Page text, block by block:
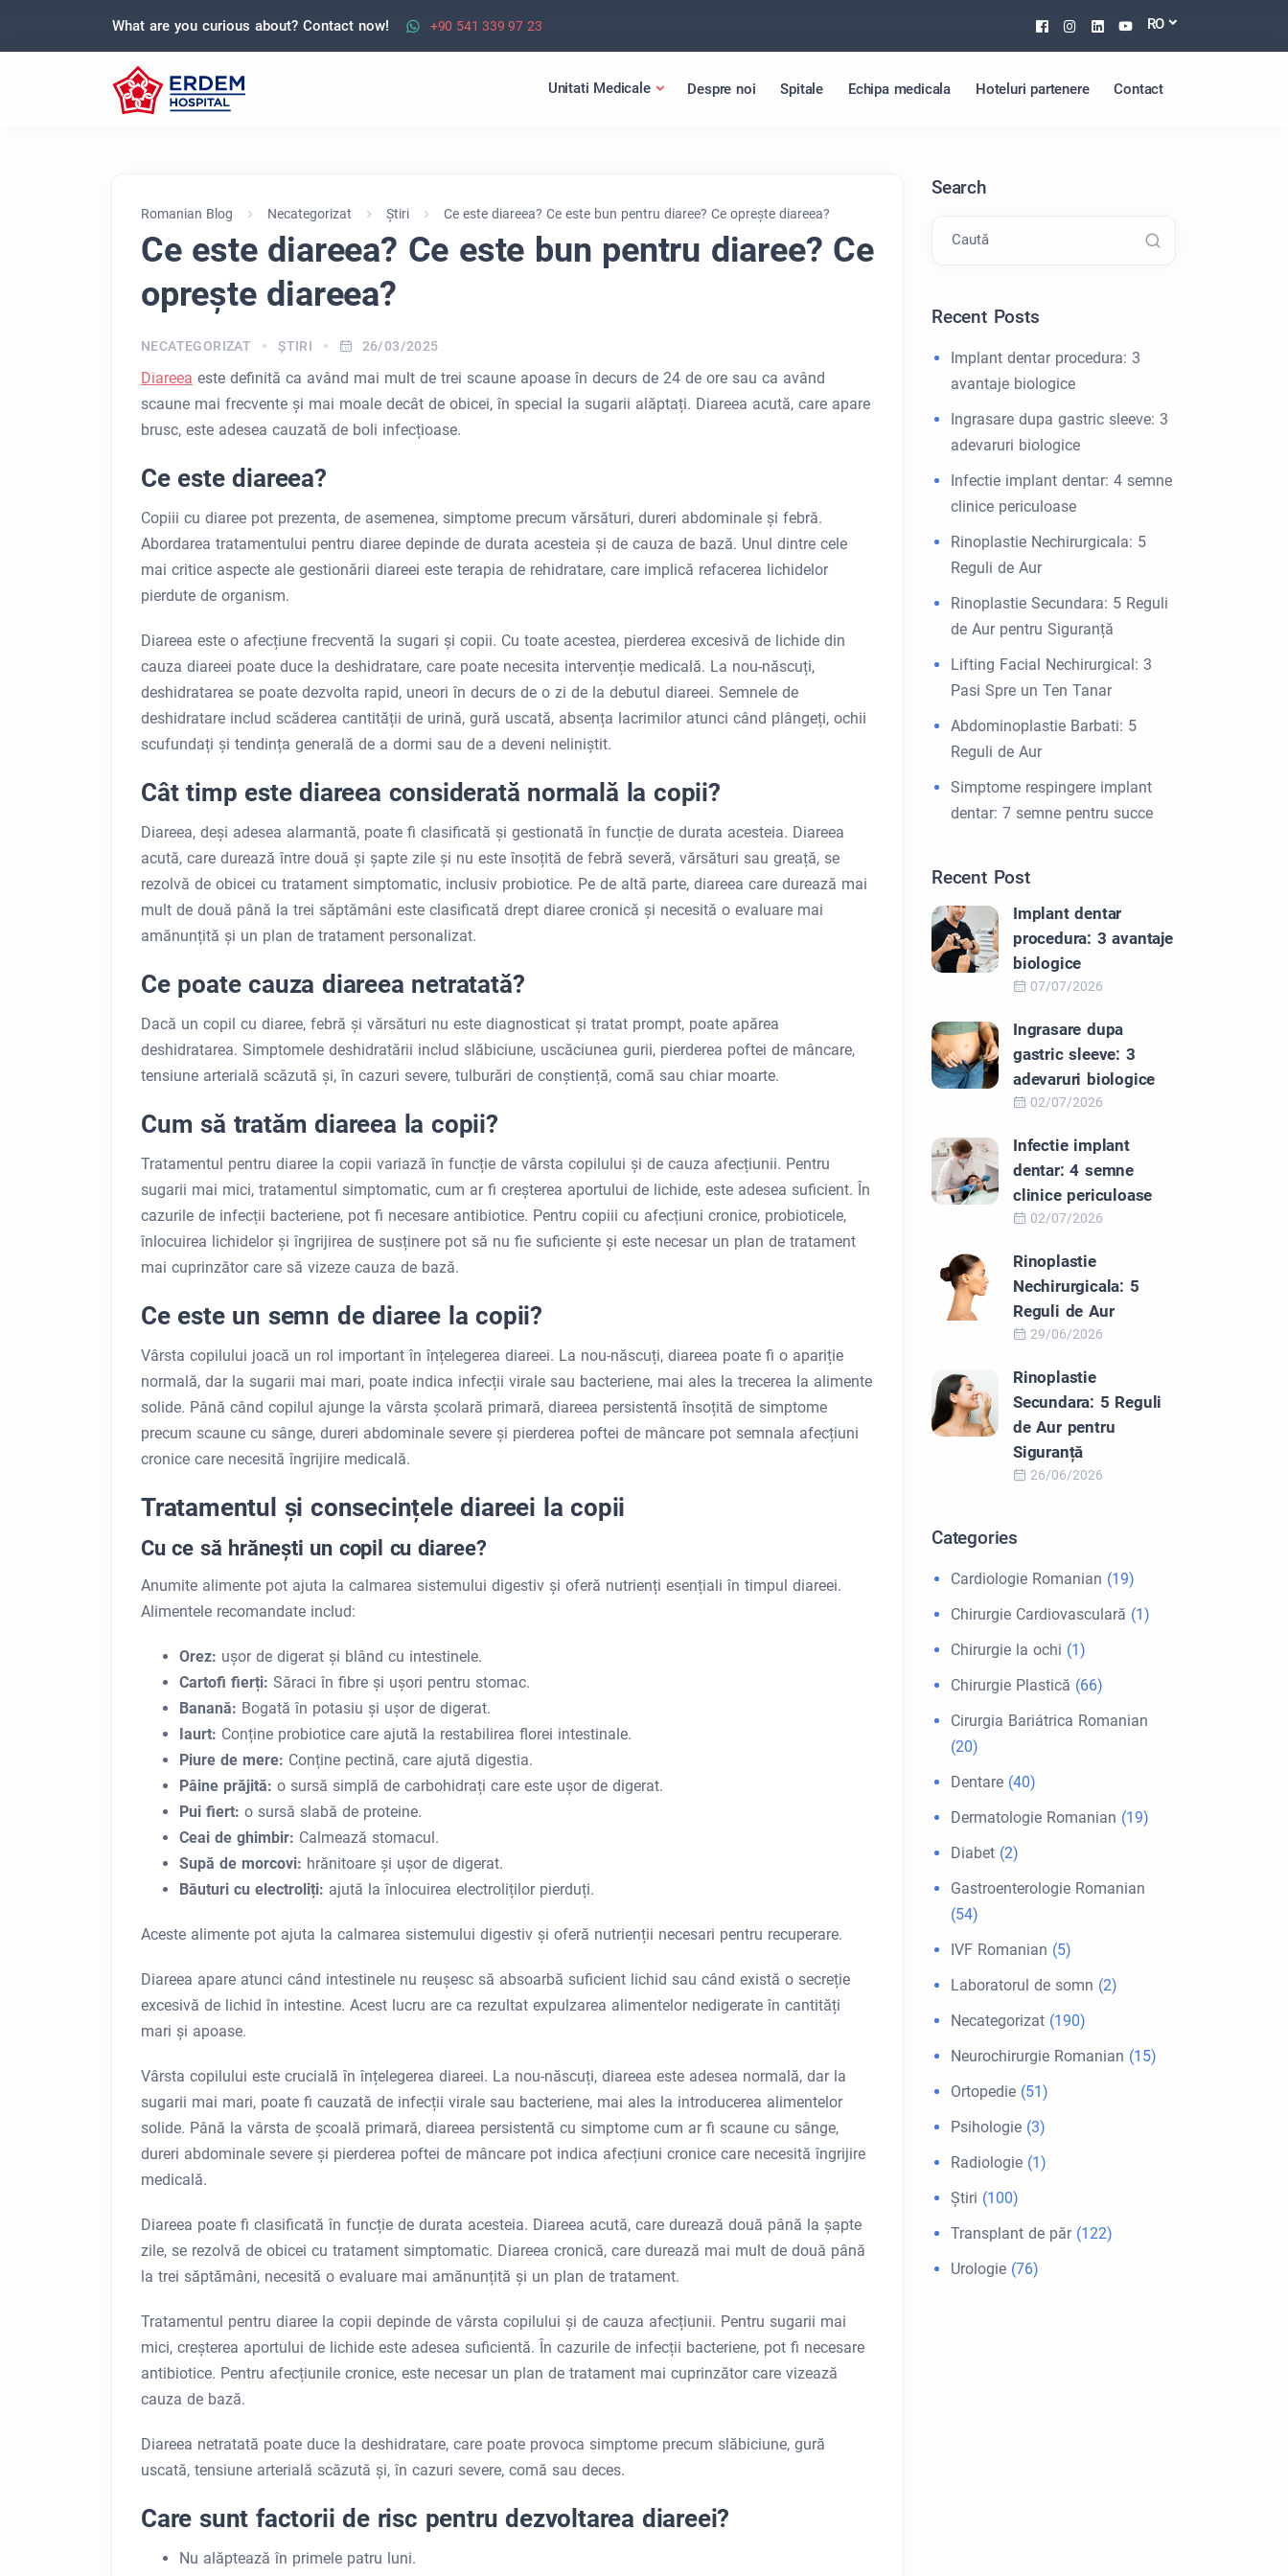
What are you curious about? Contact now! +90 541 339 97 23 Facebook
Instagram
Linkedin
Youtube
RO
Unitati Medicale Despre noi Spitale Echipa medicala Hoteluri partenere Contact
Romanian Blog Necategorizat Ştiri Ce este diareea? Ce este bun pentru diaree? Ce oprește diareea?
Ce este diareea? Ce este bun pentru diaree? Ce
oprește diareea?
NECATEGORIZAT ŞTIRI 26/03/2025
Diareea este definită ca având mai mult de trei scaune apoase în decurs de 24 de ore sau ca având
scaune mai frecvente și mai moale decât de obicei, în special la sugarii alăptați. Diareea acută, care apare
brusc, este adesea cauzată de boli infecțioase.
Ce este diareea?
Copiii cu diaree pot prezenta, de asemenea, simptome precum vărsături, dureri abdominale și febră.
Abordarea tratamentului pentru diaree depinde de durata acesteia și de cauza de bază. Unul dintre cele
mai critice aspecte ale gestionării diareei este terapia de rehidratare, care implică refacerea lichidelor
pierdute de organism.
Diareea este o afecțiune frecventă la sugari și copii. Cu toate acestea, pierderea excesivă de lichide din
cauza diareei poate duce la deshidratare, care poate necesita intervenție medicală. La nou-născuți,
deshidratarea se poate dezvolta rapid, uneori în decurs de o zi de la debutul diareei. Semnele de
deshidratare includ scăderea cantității de urină, gură uscată, absența lacrimilor atunci când plângeți, ochii
scufundați și tendința generală de a dormi sau de a deveni neliniştit.
Cât timp este diareea considerată normală la copii?
Diareea, deși adesea alarmantă, poate fi clasificată și gestionată în funcție de durata acesteia. Diareea
acută, care durează între două și șapte zile și nu este însoțită de febră severă, vărsături sau greață, se
rezolvă de obicei cu tratament simptomatic, inclusiv probiotice. Pe de altă parte, diareea care durează mai
mult de două până la trei săptămâni este clasificată drept diaree cronică și necesită o evaluare mai
amănunțită și un plan de tratament personalizat.
Ce poate cauza diareea netratată?
Dacă un copil cu diaree, febră și vărsături nu este diagnosticat și tratat prompt, poate apărea
deshidratarea. Simptomele deshidratării includ slăbiciune, uscăciunea gurii, pierderea poftei de mâncare,
tensiune arterială scăzută și, în cazuri severe, tulburări de conștiență, comă sau chiar moarte.
Cum să tratăm diareea la copii?
Tratamentul pentru diaree la copii variază în funcție de vârsta copilului și de cauza afecțiunii. Pentru
sugarii mai mici, tratamentul simptomatic, cum ar fi creșterea aportului de lichide, este adesea suficient. În
cazurile de infecții bacteriene, pot fi necesare antibiotice. Pentru copiii cu afecțiuni cronice, probioticele,
înlocuirea lichidelor și îngrijirea de susținere pot să nu fie suficiente și este necesar un plan de tratament
mai cuprinzător care să vizeze cauza de bază.
Ce este un semn de diaree la copii?
Vârsta copilului joacă un rol important în înțelegerea diareei. La nou-născuți, diareea poate fi o apariție
normală, dar la sugarii mai mari, poate indica infecții virale sau bacteriene, mai ales la trecerea la alimente
solide. Până când copilul ajunge la vârsta școlară primară, diareea persistentă însoțită de simptome
precum scaune cu sânge, dureri abdominale severe și pierderea poftei de mâncare pot semnala afecțiuni
cronice care necesită îngrijire medicală.
Tratamentul și consecințele diareei la copii
Cu ce ​​să hrănești un copil cu diaree?
Anumite alimente pot ajuta la calmarea sistemului digestiv și oferă nutrienți esențiali în timpul diareei.
Alimentele recomandate includ:
Orez: ușor de digerat și blând cu intestinele.
Cartofi fierți: Săraci în fibre și ușori pentru stomac.
Banană: Bogată în potasiu și ușor de digerat.
Iaurt: Conține probiotice care ajută la restabilirea florei intestinale.
Piure de mere: Conține pectină, care ajută digestia.
Pâine prăjită: o sursă simplă de carbohidrați care este ușor de digerat.
Pui fiert: o sursă slabă de proteine.
Ceai de ghimbir: Calmează stomacul.
Supă de morcovi: hrănitoare și ușor de digerat.
Băuturi cu electroliți: ajută la înlocuirea electroliților pierduți.
Aceste alimente pot ajuta la calmarea sistemului digestiv și oferă nutrienții necesari pentru recuperare.
Diareea apare atunci când intestinele nu reușesc să absoarbă suficient lichid sau când există o secreție
excesivă de lichid în intestine. Acest lucru are ca rezultat expulzarea alimentelor nedigerate în cantități
mari și apoase.
Vârsta copilului este crucială în înțelegerea diareei. La nou-născuți, diareea este adesea normală, dar la
sugarii mai mari, poate fi cauzată de infecții virale sau bacteriene, mai ales la introducerea alimentelor
solide. Până la vârsta de școală primară, diareea persistentă cu simptome cum ar fi scaune cu sânge,
dureri abdominale severe și pierderea poftei de mâncare pot indica afecțiuni cronice care necesită îngrijire
medicală.
Diareea poate fi clasificată în funcție de durata acesteia. Diareea acută, care durează două până la șapte
zile, se rezolvă de obicei cu tratament simptomatic. Diareea cronică, care durează mai mult de două până
la trei săptămâni, necesită o evaluare mai amănunțită și un plan de tratament.
Tratamentul pentru diaree la copii depinde de vârsta copilului și de cauza afecțiunii. Pentru sugarii mai
mici, creșterea aportului de lichide este adesea suficientă. În cazurile de infecții bacteriene, pot fi necesare
antibiotice. Pentru afecțiunile cronice, este necesar un plan de tratament mai cuprinzător care vizează
cauza de bază.
Diareea netratată poate duce la deshidratare, care poate provoca simptome precum slăbiciune, gură
uscată, tensiune arterială scăzută și, în cazuri severe, comă sau deces.
Care sunt factorii de risc pentru dezvoltarea diareei?
Nu alăptează în primele patru luni.
Search
Caută
Recent Posts
Implant dentar procedura: 3
avantaje biologice
Ingrasare dupa gastric sleeve: 3
adevaruri biologice
Infectie implant dentar: 4 semne
clinice periculoase
Rinoplastie Nechirurgicala: 5
Reguli de Aur
Rinoplastie Secundara: 5 Reguli
de Aur pentru Siguranță
Lifting Facial Nechirurgical: 3
Pasi Spre un Ten Tanar
Abdominoplastie Barbati: 5
Reguli de Aur
Simptome respingere implant
dentar: 7 semne pentru succe
Recent Post
Implant dentar
procedura: 3 avantaje
biologice
07/07/2026
Ingrasare dupa
gastric sleeve: 3
adevaruri biologice
02/07/2026
Infectie implant
dentar: 4 semne
clinice periculoase
02/07/2026
Rinoplastie
Nechirurgicala: 5
Reguli de Aur
29/06/2026
Rinoplastie
Secundara: 5 Reguli
de Aur pentru
Siguranță
26/06/2026
Categories
Cardiologie Romanian (19)
Chirurgie Cardiovasculară (1)
Chirurgie la ochi (1)
Chirurgie Plastică (66)
Cirurgia Bariátrica Romanian
(20)
Dentare (40)
Dermatologie Romanian (19)
Diabet (2)
Gastroenterologie Romanian
(54)
IVF Romanian (5)
Laboratorul de somn (2)
Necategorizat (190)
Neurochirurgie Romanian (15)
Ortopedie (51)
Psihologie (3)
Radiologie (1)
Ştiri (100)
Transplant de păr(122)
Urologie (76)